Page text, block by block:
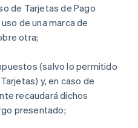
de Tarjetas de Pago
de una marca de
otra;
(salvo lo permitido
y, en caso de
recaudará dichos
presentado;